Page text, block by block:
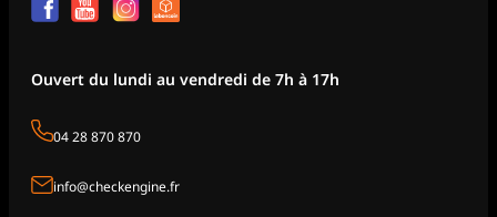
Ouvert du lundi au vendredi de 7h à 17h
04 28 870 870
info@checkengine.fr